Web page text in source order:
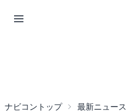
ナビコントップ 最新ニュース